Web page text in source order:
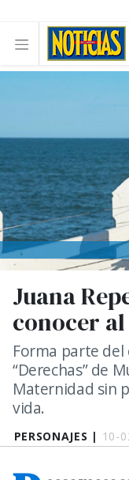
PERSONAJES | 10-
Juana
conocer
Forma parte
“Derechas” de
Maternidad sin
vida.